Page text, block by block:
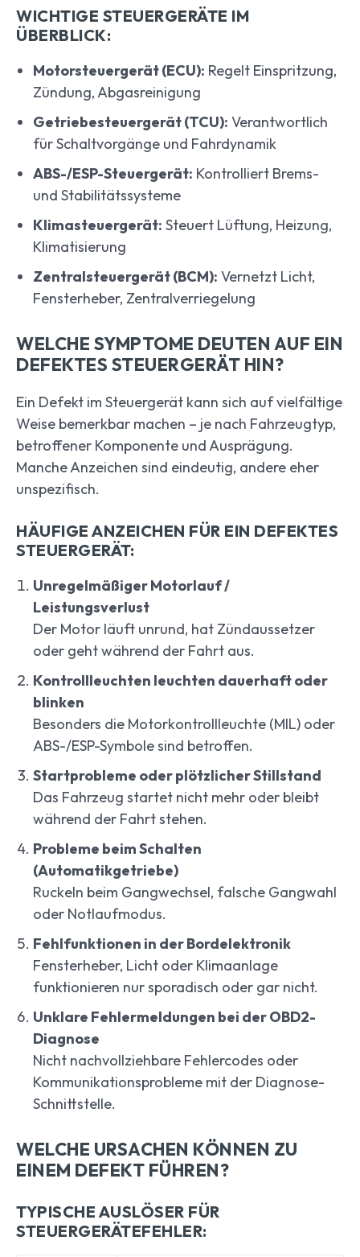
WICHTIGE STEUERGERÄTE IM
ÜBERBLICK:
Motorsteuergerät (ECU): Regelt Einspritzung,
Zündung, Abgasreinigung
Getriebesteuergerät (TCU): Verantwortlich
für Schaltvorgänge und Fahrdynamik
ABS-/ESP-Steuergerät: Kontrolliert Brems-
und Stabilitätssysteme
Klimasteuergerät: Steuert Lüftung, Heizung,
Klimatisierung
Zentralsteuergerät (BCM): Vernetzt Licht,
Fensterheber, Zentralverriegelung
WELCHE SYMPTOME DEUTEN AUF EIN
DEFEKTES STEUERGERÄT HIN?
Ein Defekt im Steuergerät kann sich auf vielfältige
Weise bemerkbar machen – je nach Fahrzeugtyp,
betroffener Komponente und Ausprägung.
Manche Anzeichen sind eindeutig, andere eher
unspezifisch.
HÄUFIGE ANZEICHEN FÜR EIN DEFEKTES
STEUERGERÄT:
Unregelmäßiger Motorlauf /
Leistungsverlust
Der Motor läuft unrund, hat Zündaussetzer
oder geht während der Fahrt aus.
Kontrollleuchten leuchten dauerhaft oder
blinken
Besonders die Motorkontrollleuchte (MIL) oder
ABS-/ESP-Symbole sind betroffen.
Startprobleme oder plötzlicher Stillstand
Das Fahrzeug startet nicht mehr oder bleibt
während der Fahrt stehen.
Probleme beim Schalten
(Automatikgetriebe)
Ruckeln beim Gangwechsel, falsche Gangwahl
oder Notlaufmodus.
Fehlfunktionen in der Bordelektronik
Fensterheber, Licht oder Klimaanlage
funktionieren nur sporadisch oder gar nicht.
Unklare Fehlermeldungen bei der OBD2-
Diagnose
Nicht nachvollziehbare Fehlercodes oder
Kommunikationsprobleme mit der Diagnose-
Schnittstelle.
WELCHE URSACHEN KÖNNEN ZU
EINEM DEFEKT FÜHREN?
TYPISCHE AUSLÖSER FÜR
STEUERGERÄTEFEHLER: